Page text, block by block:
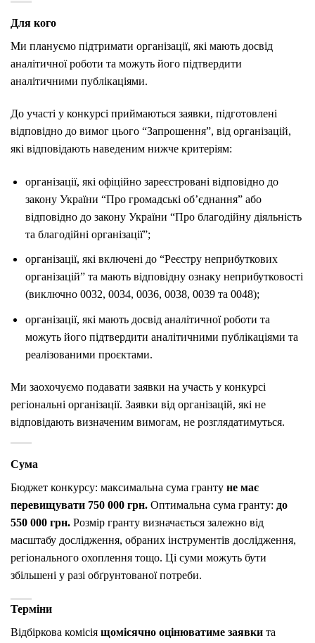
Для кого
Ми плануємо підтримати організації, які мають досвід
аналітичної роботи та можуть його підтвердити
аналітичними публікаціями.
До участі у конкурсі приймаються заявки, підготовлені
відповідно до вимог цього “Запрошення”, від організацій,
які відповідають наведеним нижче критеріям:
організації, які офіційно зареєстровані відповідно до
закону України “Про громадські об’єднання” або
відповідно до закону України “Про благодійну діяльність
та благодійні організації”;
організації, які включені до “Реєстру неприбуткових
організацій” та мають відповідну ознаку неприбутковості
(виключно 0032, 0034, 0036, 0038, 0039 та 0048);
організації, які мають досвід аналітичної роботи та
можуть його підтвердити аналітичними публікаціями та
реалізованими проєктами.
Ми заохочуємо подавати заявки на участь у конкурсі
регіональні організації. Заявки від організацій, які не
відповідають визначеним вимогам, не розглядатимуться.
Сума
Бюджет конкурсу: максимальна сума гранту не має
перевищувати 750 000 грн. Оптимальна сума гранту: до
550 000 грн. Розмір гранту визначається залежно від
масштабу дослідження, обраних інструментів дослідження,
регіонального охоплення тощо. Ці суми можуть бути
збільшені у разі обґрунтованої потреби.
Терміни
Відбіркова комісія щомісячно оцінюватиме заявки та